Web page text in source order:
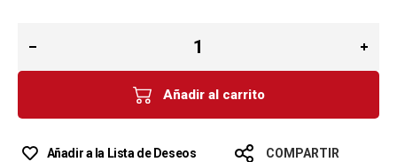
Añadir al carrito
Añadir a la Lista de Deseos COMPARTIR